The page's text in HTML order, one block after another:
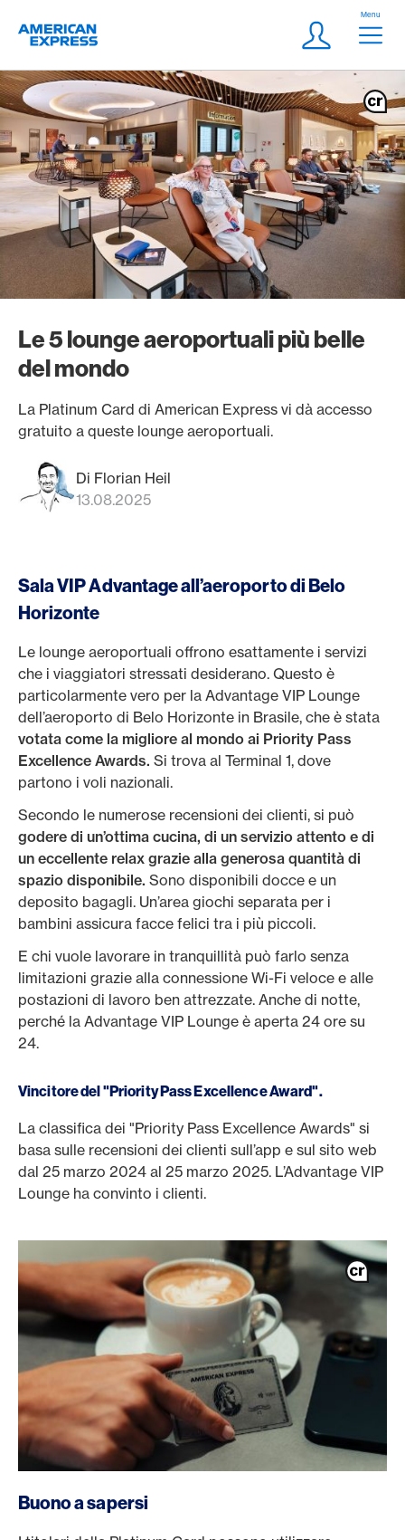
Logo
Meta
Login
Menu
Le 5 lounge aeroportuali più belle
del mondo
La Platinum Card di American Express vi dà accesso
gratuito a queste lounge aeroportuali.
Di Florian Heil
13.08.2025
Sala VIP Advantage all’aeroporto di Belo
Horizonte
Le lounge aeroportuali offrono esattamente i servizi
che i viaggiatori stressati desiderano. Questo è
particolarmente vero per la Advantage VIP Lounge
dell’aeroporto di Belo Horizonte in Brasile, che è stata
votata come la migliore al mondo ai Priority Pass
Excellence Awards. Si trova al Terminal 1, dove
partono i voli nazionali.
Secondo le numerose recensioni dei clienti, si può
godere di un’ottima cucina, di un servizio attento e di
un eccellente relax grazie alla generosa quantità di
spazio disponibile. Sono disponibili docce e un
deposito bagagli. Un’area giochi separata per i
bambini assicura facce felici tra i più piccoli.
E chi vuole lavorare in tranquillità può farlo senza
limitazioni grazie alla connessione Wi-Fi veloce e alle
postazioni di lavoro ben attrezzate. Anche di notte,
perché la Advantage VIP Lounge è aperta 24 ore su
24.
Vincitore del "Priority Pass Excellence Award".
La classifica dei "Priority Pass Excellence Awards" si
basa sulle recensioni dei clienti sull’app e sul sito web
dal 25 marzo 2024 al 25 marzo 2025. L’Advantage VIP
Lounge ha convinto i clienti.
Buono a sapersi